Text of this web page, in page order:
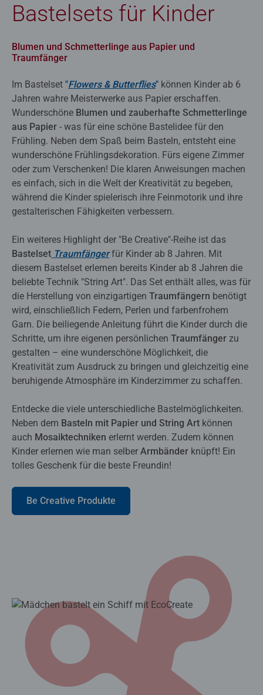
Bastelsets für Kinder
Blumen und Schmetterlinge aus Papier und
Traumfänger
Im Bastelset "Flowers & Butterflies" können Kinder ab 6
Jahren wahre Meisterwerke aus Papier erschaffen.
Wunderschöne Blumen und zauberhafte Schmetterlinge
aus Papier - was für eine schöne Bastelidee für den
Frühling. Neben dem Spaß beim Basteln, entsteht eine
wunderschöne Frühlingsdekoration. Fürs eigene Zimmer
oder zum Verschenken! Die klaren Anweisungen machen
es einfach, sich in die Welt der Kreativität zu begeben,
während die Kinder spielerisch ihre Feinmotorik und ihre
gestalterischen Fähigkeiten verbessern.
Ein weiteres Highlight der "Be Creative"-Reihe ist das
Bastelset Traumfängerfür Kinder ab 8 Jahren. Mit
diesem Bastelset erlernen bereits Kinder ab 8 Jahren die
beliebte Technik "String Art". Das Set enthält alles, was für
die Herstellung von einzigartigen Traumfängern benötigt
wird, einschließlich Federn, Perlen und farbenfrohem
Garn. Die beiliegende Anleitung führt die Kinder durch die
Schritte, um ihre eigenen persönlichen Traumfänger zu
gestalten – eine wunderschöne Möglichkeit, die
Kreativität zum Ausdruck zu bringen und gleichzeitig eine
beruhigende Atmosphäre im Kinderzimmer zu schaffen.
Entdecke die viele unterschiedliche Bastelmöglichkeiten.
Neben dem Basteln mit Papier und String Art können
auch Mosaiktechniken erlernt werden. Zudem können
Kinder erlernen wie man selber Armbänder knüpft! Ein
tolles Geschenk für die beste Freundin!
Be Creative Produkte